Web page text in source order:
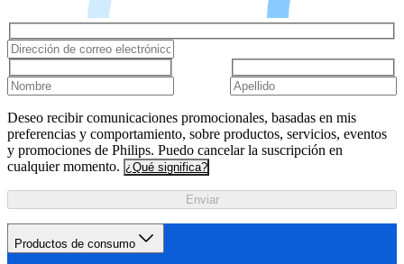
Deseo recibir comunicaciones promocionales, basadas en mis
preferencias y comportamiento, sobre productos, servicios, eventos
y promociones de Philips. Puedo cancelar la suscripción en
cualquier momento. ¿Qué significa?
Enviar
Productos de consumo